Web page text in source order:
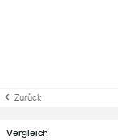
Zurück
Vergleich